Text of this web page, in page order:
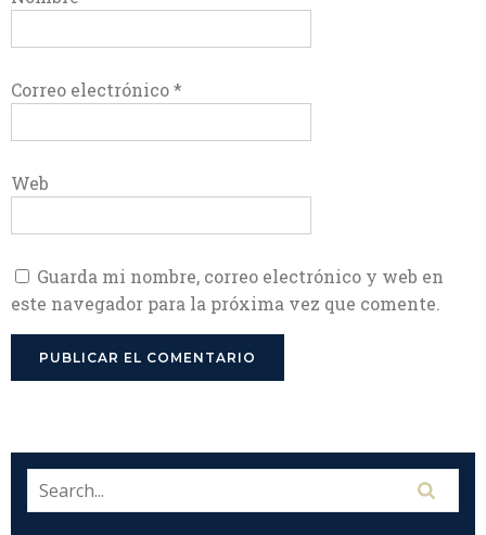
Correo electrónico*
Web
Guarda mi nombre, correo electrónico y web en
este navegador para la próxima vez que comente.